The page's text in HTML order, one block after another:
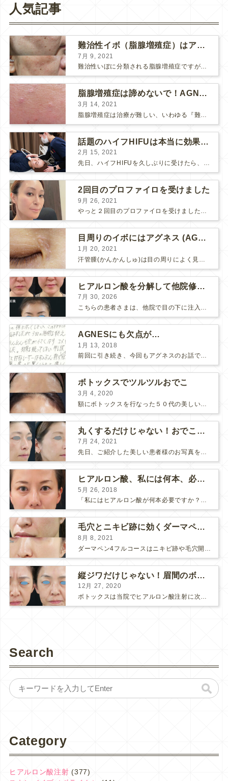
人気記事
難治性イボ（脂腺増殖症）はアグネスAGNESが効果的です！
7月 9, 2021
難治性いぼに分類される脂腺増殖症ですが、脂腺増殖症はAGNESアグネスにとても良く反応して、きれいに治すことができます。 ↑ 脂腺増殖症をアグネスAGNESで３回治療した1ヶ月後の写真です。...
脂腺増殖症は諦めないで！AGNESアグネス治療でツルツル肌に！
3月 14, 2021
話題のハイフHIFUは本当に効果があるのか？
2月 15, 2021
先日、ハイフHIFUを久しぶりに受けたら、顔の調子がとても良い感じです♪ 私はハイフHIFU後はいつも３日位、人には気付かれない程度に軽く腫れて、その後、グングンと顔が引き締まります。 ...
2回目のプロファイロを受けました
9月 26, 2021
やっと２回目のプロファイロを受けました。 ↑ 写真はプロファイロ翌日です。 この距離の写真では凹凸は映らないですし、 実物も、首がよく見ると凹凸が残っている位で、 それも３日で...
目周りのイボにはアグネス (AGNES）が効く！（ほぼ）ノーダウンタイムのイボ治療
1月 20, 2021
ヒアルロン酸を分解して他院修正（目の下のチンダル現象とその補正）
7月 30, 2026
こちらの患者さまは、他院で目の下に注入したヒアルロン酸がチンダル現象を起こしていたため、 ヒアルロン酸を分解する薬（ヒアルロニダーゼ）で分解してから 改めてヒアルロン酸を入れ直しました。 ...
AGNESにも欠点が…
1月 13, 2018
前回に引き続き、今回もアグネスのお話です。 AGNESはとっても良い治療である一方、 欠点もいくつかありますので、そちらもお話ししておきますね。 AGNESの欠点 1. ダウンタイム A...
ボトックスでツルツルおでこ
3月 4, 2020
丸くするだけじゃない！おでこのヒアルロン酸注射
7月 24, 2021
先日、ご紹介した美しい患者様のお写真を使わせていただいて、おでこのヒアルロン酸注射について説明します。 （≫ 写真の患者様の経過はこちら『２年間で若返って綺麗になられた患者様』） なぜおでこに...
ヒアルロン酸、私には何本、必要ですか？
5月 26, 2018
「私にはヒアルロン酸が何本必要ですか？」 診察の時によく聞かれますが、なかなか難しい質問です。 どこまでこだわってキレイにしたいかによって 使うヒアルロン酸の量が変わるからです。 前回もご紹介させ...
毛穴とニキビ跡に効くダーマペン４フルコース
8月 8, 2021
縦ジワだけじゃない！眉間のボトックス注射
12月 27, 2020
ボトックスは当院でヒアルロン酸注射に次いで人気のある治療です。 私自身、美容治療が制限されていた妊娠・授乳中に一番やりたかったのはボトックスで、 「ボトックスが世の中から無くなったら困る！」と...
Search
Category
ヒアルロン酸注射 (377)